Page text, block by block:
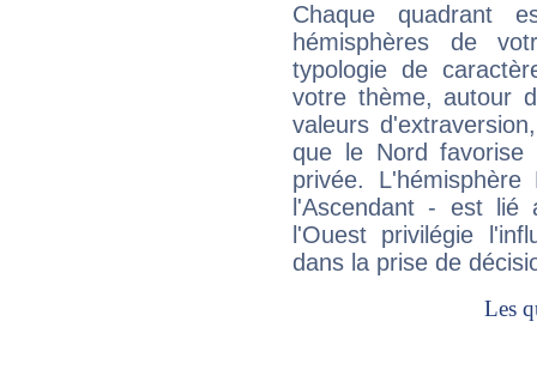
Chaque quadrant
hémisphères de
typologie de
votre thème, autour
valeurs
que le Nord favorise
privée.
l'Ascendant - est
l'Ouest privilégie
dans la prise de